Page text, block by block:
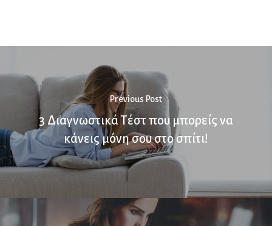
Previous Post
3 Διαγνωστικά Τέστ που μπορείς να
κάνεις μόνη σου στο σπίτι!